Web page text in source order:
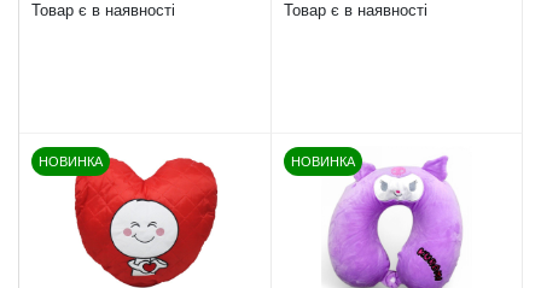
Товар є в наявності Товар є в наявності
НОВИНКА НОВИНКА